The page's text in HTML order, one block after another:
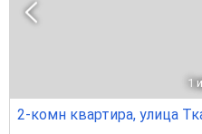
1
2-комн квартира, улица